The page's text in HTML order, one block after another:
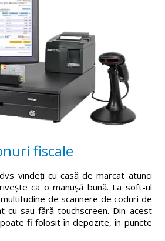
fiscale
vindeți cu casă de marcat atunci
ca o manușă bună. La soft-ul
de scannere de coduri de
cu sau fără touchscreen. Din acest
fi folosit în depozite, în puncte